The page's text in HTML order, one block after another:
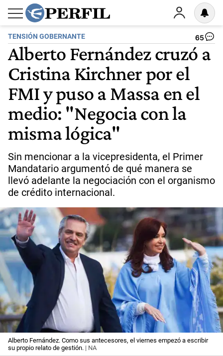
TENSIÓN GOBERNANTE 65
Alberto Fernández cruzó a
Cristina Kirchner por el
FMI y puso a Massa en el
medio: "Negocia con la
misma lógica"
Sin mencionar a la vicepresidenta, el Primer
Mandatario argumentó de qué manera se
llevó adelante la negociación con el organismo
de crédito internacional.
Alberto Fernández. Como sus antecesores, el viernes empezó a escribir
su propio relato de gestión. | NA